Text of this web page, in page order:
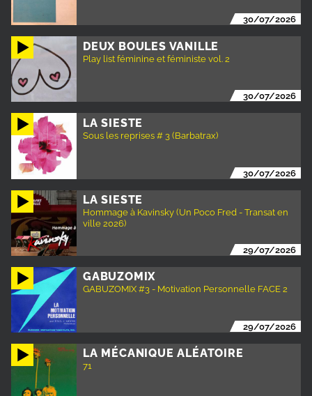
30/07/2026
DEUX BOULES VANILLE
Play list féminine et féministe vol. 2
30/07/2026
LA SIESTE
Sous les reprises # 3 (Barbatrax)
30/07/2026
LA SIESTE
Hommage à Kavinsky (Un Poco Fred - Transat en
ville 2026)
29/07/2026
GABUZOMIX
GABUZOMIX #3 - Motivation Personnelle FACE 2
29/07/2026
LA MÉCANIQUE ALÉATOIRE
71